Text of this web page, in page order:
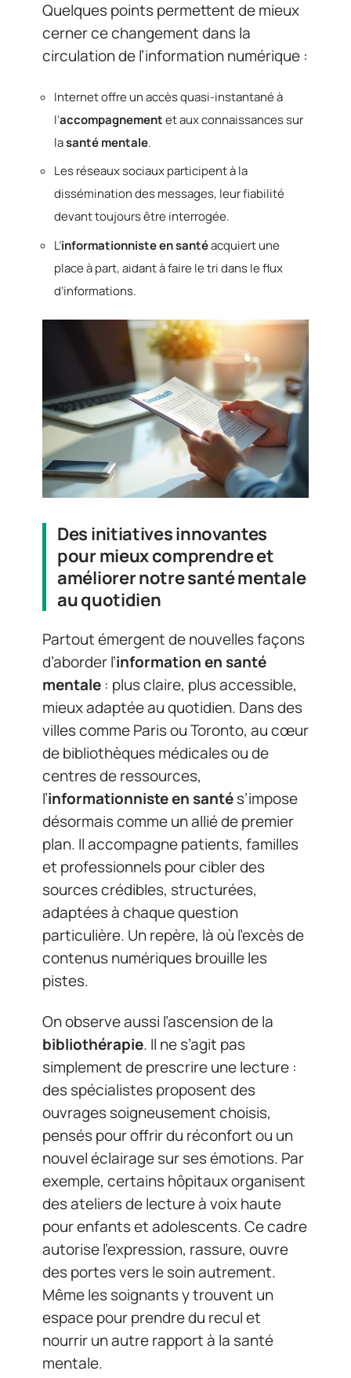
Quelques points permettent de mieux
cerner ce changement dans la
circulation de l’information numérique :
Internet offre un accès quasi-instantané à
l’accompagnementet aux connaissances sur
lasanté mentale.
Les réseaux sociaux participent à la
dissémination des messages, leur fiabilité
devant toujours être interrogée.
L’informationniste en santéacquiert une
place à part, aidant à faire le tri dans le flux
d’informations.
Des initiatives innovantes
pour mieux comprendre et
améliorer notre santé mentale
au quotidien
Partout émergent de nouvelles façons
d’aborder l’information en santé
mentale : plus claire, plus accessible,
mieux adaptée au quotidien. Dans des
villes comme Paris ou Toronto, au cœur
de bibliothèques médicales ou de
centres de ressources,
l’informationniste en santés’impose
désormais comme un allié de premier
plan. Il accompagne patients, familles
et professionnels pour cibler des
sources crédibles, structurées,
adaptées à chaque question
particulière. Un repère, là où l’excès de
contenus numériques brouille les
pistes.
On observe aussi l’ascension de la
bibliothérapie. Il ne s’agit pas
simplement de prescrire une lecture :
des spécialistes proposent des
ouvrages soigneusement choisis,
pensés pour offrir du réconfort ou un
nouvel éclairage sur ses émotions. Par
exemple, certains hôpitaux organisent
des ateliers de lecture à voix haute
pour enfants et adolescents. Ce cadre
autorise l’expression, rassure, ouvre
des portes vers le soin autrement.
Même les soignants y trouvent un
espace pour prendre du recul et
nourrir un autre rapport à la santé
mentale.